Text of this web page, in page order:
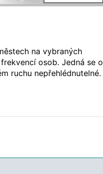
na vybraných
osob. Jedná se o
ruchu nepřehlédnutelné.